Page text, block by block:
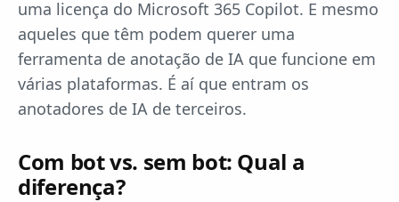
uma licença do Microsoft 365 Copilot. E mesmo
aqueles que têm podem querer uma
ferramenta de anotação de IA que funcione em
várias plataformas. É aí que entram os
anotadores de IA de terceiros.
Com bot vs. sem bot: Qual a
diferença?